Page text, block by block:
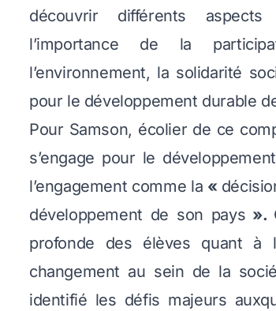
découvrir différents aspects
l’importance de la
l’environnement, la solidarité
pour le développement durable
Pour Samson, écolier de ce
s’engage pour le
l’engagement comme la «
développement de son pays ».
profonde des élèves quant à
changement au sein de la
identifié les défis majeurs